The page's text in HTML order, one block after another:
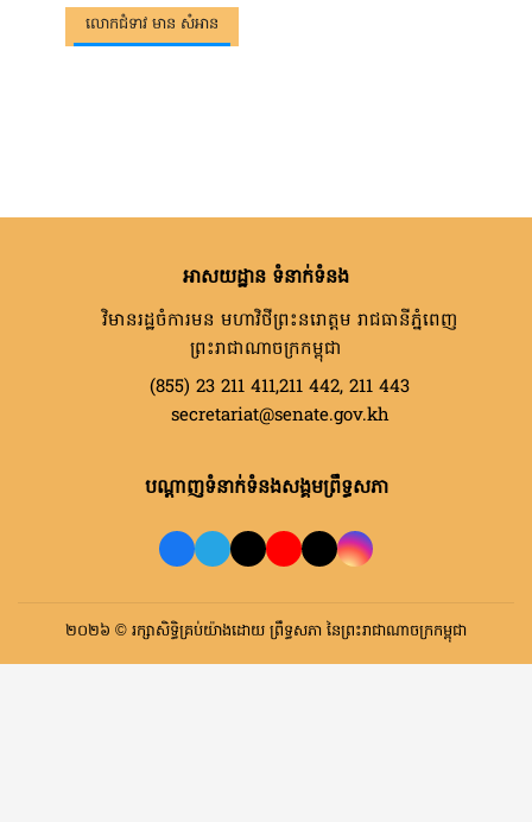
លោកជំទាវ មាន សំអាន
អាសយដ្ឋាន ទំនាក់ទំនង
វិមានរដ្ឋចំការមន មហាវិថីព្រះនរោត្តម រាជធានីភ្នំពេញ
ព្រះរាជាណាចក្រកម្ពុជា
(855) 23 211 411,211 442, 211 443
secretariat@senate.gov.kh
បណ្តាញទំនាក់ទំនងសង្គមព្រឹទ្ធសភា
២០២៦ © រក្សាសិទ្ធិគ្រប់យ៉ាងដោយ ព្រឹទ្ធសភា នៃព្រះរាជាណាចក្រកម្ពុជា